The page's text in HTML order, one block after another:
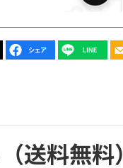
（送料無料）